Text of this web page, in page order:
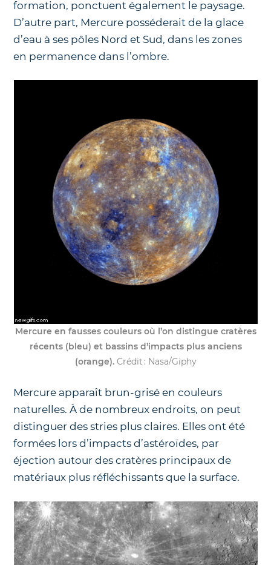
formation, ponctuent également le paysage.
D’autre part, Mercure posséderait de la glace
d’eau à ses pôles Nord et Sud, dans les zones
en permanence dans l’ombre.
Mercure en fausses couleurs où l’on distingue cratères
récents (bleu) et bassins d’impacts plus anciens
(orange).Crédit : Nasa/Giphy
Mercure apparaît brun-grisé en couleurs
naturelles. À de nombreux endroits, on peut
distinguer des stries plus claires. Elles ont été
formées lors d’impacts d’astéroïdes, par
éjection autour des cratères principaux de
matériaux plus réfléchissants que la surface.